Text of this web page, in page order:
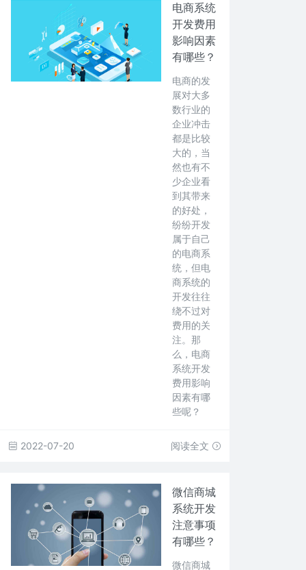
电商系统
开发费用
影响因素
有哪些？
电商的发
展对大多
数行业的
企业冲击
都是比较
大的，当
然也有不
少企业看
到其带来
的好处，
纷纷开发
属于自己
的电商系
统，但电
商系统的
开发往往
绕不过对
费用的关
注。那
么，电商
系统开发
费用影响
因素有哪
些呢？
2022-07-20 阅读全文
微信商城
系统开发
注意事项
有哪些？
微信商城